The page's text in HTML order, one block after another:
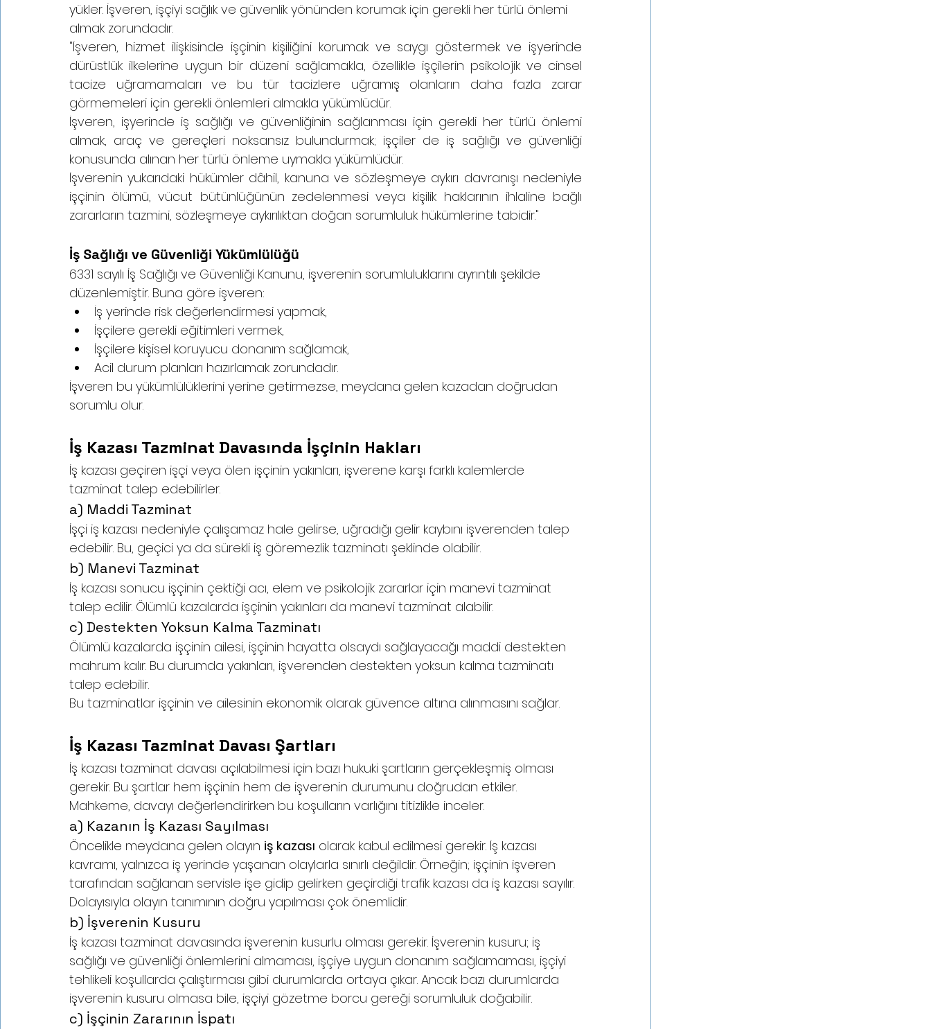
yükler. İşveren, işçiyi sağlık ve güvenlik yönünden korumak için gerekli her türlü önlemi
almak zorundadır.
"İşveren, hizmet ilişkisinde işçinin kişiliğini korumak ve saygı göstermek ve işyerinde
dürüstlük ilkelerine uygun bir düzeni sağlamakla, özellikle işçilerin psikolojik ve cinsel
tacize uğramamaları ve bu tür tacizlere uğramış olanların daha fazla zarar
görmemeleri için gerekli önlemleri almakla yükümlüdür.
İşveren, işyerinde iş sağlığı ve güvenliğinin sağlanması için gerekli her türlü önlemi
almak, araç ve gereçleri noksansız bulundurmak; işçiler de iş sağlığı ve güvenliği
konusunda alınan her türlü önleme uymakla yükümlüdür.
İşverenin yukarıdaki hükümler dâhil, kanuna ve sözleşmeye aykırı davranışı nedeniyle
işçinin ölümü, vücut bütünlüğünün zedelenmesi veya kişilik haklarının ihlaline bağlı
zararların tazmini, sözleşmeye aykırılıktan doğan sorumluluk hükümlerine tabidir."
İş Sağlığı ve Güvenliği Yükümlülüğü
6331 sayılı İş Sağlığı ve Güvenliği Kanunu, işverenin sorumluluklarını ayrıntılı şekilde
düzenlemiştir. Buna göre işveren:
İş yerinde risk değerlendirmesi yapmak,
İşçilere gerekli eğitimleri vermek,
İşçilere kişisel koruyucu donanım sağlamak,
Acil durum planları hazırlamak zorundadır.
İşveren bu yükümlülüklerini yerine getirmezse, meydana gelen kazadan doğrudan
sorumlu olur.
İş Kazası Tazminat Davasında İşçinin Hakları
İş kazası geçiren işçi veya ölen işçinin yakınları, işverene karşı farklı kalemlerde
tazminat talep edebilirler.
a) Maddi Tazminat
İşçi iş kazası nedeniyle çalışamaz hale gelirse, uğradığı gelir kaybını işverenden talep
edebilir. Bu, geçici ya da sürekli iş göremezlik tazminatı şeklinde olabilir.
b) Manevi Tazminat
İş kazası sonucu işçinin çektiği acı, elem ve psikolojik zararlar için manevi tazminat
talep edilir. Ölümlü kazalarda işçinin yakınları da manevi tazminat alabilir.
c) Destekten Yoksun Kalma Tazminatı
Ölümlü kazalarda işçinin ailesi, işçinin hayatta olsaydı sağlayacağı maddi destekten
mahrum kalır. Bu durumda yakınları, işverenden destekten yoksun kalma tazminatı
talep edebilir.
Bu tazminatlar işçinin ve ailesinin ekonomik olarak güvence altına alınmasını sağlar.
İş Kazası Tazminat Davası Şartları
İş kazası tazminat davası açılabilmesi için bazı hukuki şartların gerçekleşmiş olması
gerekir. Bu şartlar hem işçinin hem de işverenin durumunu doğrudan etkiler.
Mahkeme, davayı değerlendirirken bu koşulların varlığını titizlikle inceler.
a) Kazanın İş Kazası Sayılması
Öncelikle meydana gelen olayın iş kazası olarak kabul edilmesi gerekir. İş kazası
kavramı, yalnızca iş yerinde yaşanan olaylarla sınırlı değildir. Örneğin; işçinin işveren
tarafından sağlanan servisle işe gidip gelirken geçirdiği trafik kazası da iş kazası sayılır.
Dolayısıyla olayın tanımının doğru yapılması çok önemlidir.
b) İşverenin Kusuru
İş kazası tazminat davasında işverenin kusurlu olması gerekir. İşverenin kusuru; iş
sağlığı ve güvenliği önlemlerini almaması, işçiye uygun donanım sağlamaması, işçiyi
tehlikeli koşullarda çalıştırması gibi durumlarda ortaya çıkar. Ancak bazı durumlarda
işverenin kusuru olmasa bile, işçiyi gözetme borcu gereği sorumluluk doğabilir.
c) İşçinin Zararının İspatı